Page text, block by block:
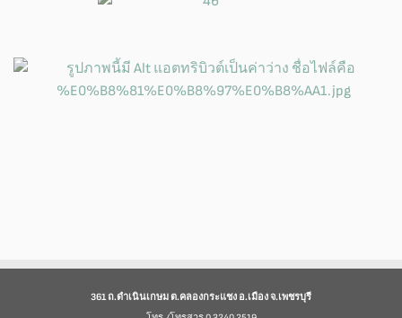
361 ถ.ดำเนินเกษม ต.คลองกระแชง อ.เมือง จ.เพชรบุรี